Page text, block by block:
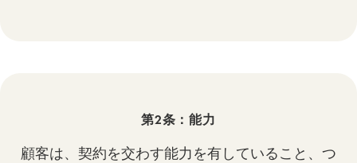
第2条：能力
顧客は、契約を交わす能力を有していること、つ